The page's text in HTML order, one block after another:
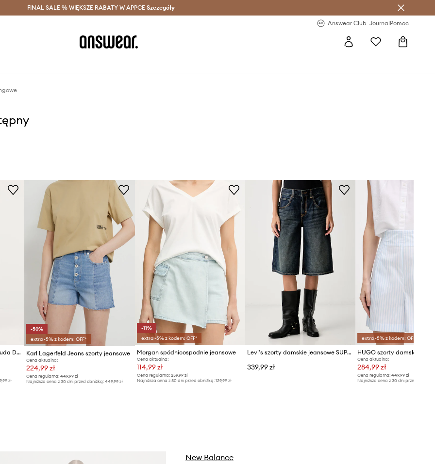
Oszczędzaj z Answear Club > Dostawa nawet w 24h >
FINAL SALE % WIĘKSZE RABATY W APPCE Szczegóły
Answear Club JournalPomoc
Fiorucci szorty jeansowe Bermuda Denim
zł
-50%
extra -5% z kodem: OFF*
Karl Lagerfeld Jeans szorty jeansowe
Cena aktualna:
224,99 zł
Cena regularna: 449,99 zł
Najniższa cena z 30 dni przed obniżką: 449,99 zł
-11%
extra -5% z kodem: OFF*
Morgan spódnicospodnie jeansowe
Cena aktualna:
114,99 zł
Cena regularna: 259,99 zł
Najniższa cena z 30 dni przed obniżką: 129,99 zł
Levi's szorty damskie jeansowe SUPER BAGGY JORT
339,99 zł
extra -5% z kodem: OFF*
Cena aktualna:
284,99 zł
Cena regularna: 449,99 zł
Najniższa cena z 30 dni przed obniżką:
New Balance